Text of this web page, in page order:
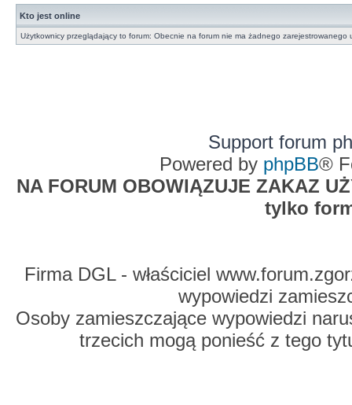
Kto jest online
Użytkownicy przeglądający to forum: Obecnie na forum nie ma żadnego zarejestrowanego
Support forum
Powered by phpBB®
NA FORUM OBOWIĄZUJE ZAKAZ
tylko
Firma DGL - właściciel
wypowiedzi
Osoby zamieszczające wypowiedzi
trzecich mogą ponieść z tego